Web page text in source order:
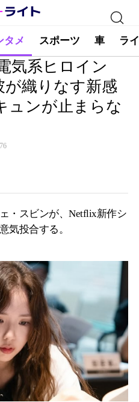
タメ スポーツ 車 ラ
気系ヒロイン
が織りなす新感
ュンが止まらな
76
・スビンが、Netflix新作シ
気投合する。